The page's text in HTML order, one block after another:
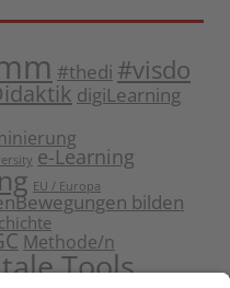
#thedi #visdo
digiLearning
e-Learning
EU / Europa
bilden
Methode/n
Tools